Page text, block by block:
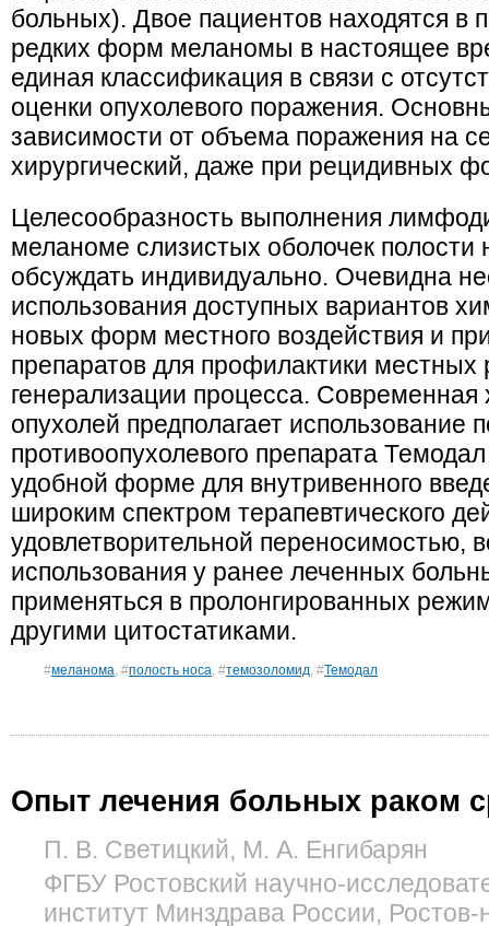
больных). Двое пациентов находятся в
редких форм меланомы в настоящее
единая классификация в связи с
оценки опухолевого поражения.
зависимости от объема поражения на
хирургический, даже при рецидивных
Целесообразность выполнения
меланоме слизистых оболочек полости
обсуждать индивидуально. Очевидна
использования доступных вариантов
новых форм местного воздействия и
препаратов для профилактики местных
генерализации процесса.
опухолей предполагает использование
противоопухолевого препарата
удобной форме для внутривенного
широким спектром терапевтического
удовлетворительной переносимостью,
использования у ранее леченных
применяться в пролонгированных
другими цитостатиками.
#меланома, #полость носа, #темозоломид, #Темодал
Опыт лечения больных раком
П. В. Светицкий, М. А. Енгибарян
ФГБУ Ростовский научно-
институт Минздрава России,